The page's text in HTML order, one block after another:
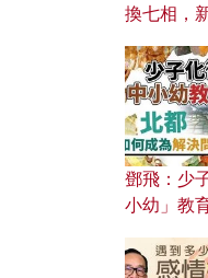
換七相，
濟為何仍
鄧飛：少
小幼」教